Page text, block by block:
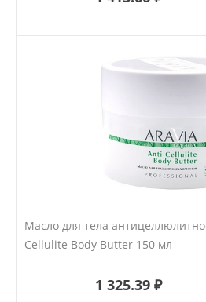
Масло для тела
Cellulite Body Butter 150 мл
1 325.39 ₽